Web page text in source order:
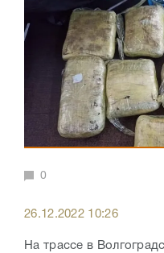
0
26.12.2022 10:26
На трассе в